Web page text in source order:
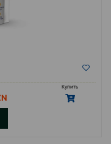
Купить